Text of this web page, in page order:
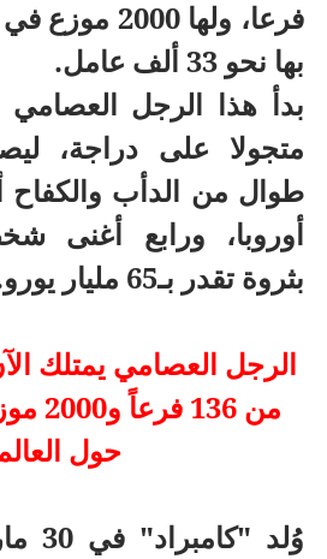
بها نحو 33 ألف عامل.
بدأ هذا الرجل العصامي
متجولا على دراجة،
طوال من الدأب
أوروبا، ورابع أغنى
بثروة تقدر بـ65 مليار يورو.
الرجل العصامي يمتلك
حول